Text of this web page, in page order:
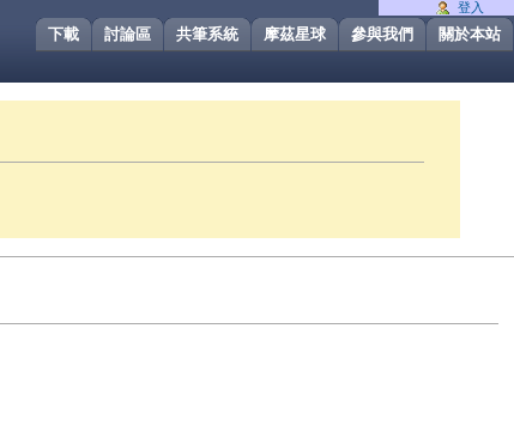
關於本站
參與我們
摩茲星球
共筆系統
討論區
下載
登入